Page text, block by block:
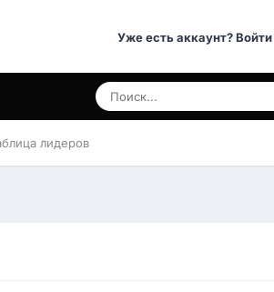
Уже есть аккаунт? Войти
лидеров